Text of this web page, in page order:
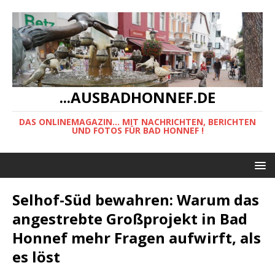
...AUSBADHONNEF.DE
DAS ONLINEMAGAZIN... MIT NACHRICHTEN, BERICHTEN
UND FOTOS FÜR BAD HONNEF !
Selhof-Süd bewahren: Warum das
angestrebte Großprojekt in Bad
Honnef mehr Fragen aufwirft, als
es löst